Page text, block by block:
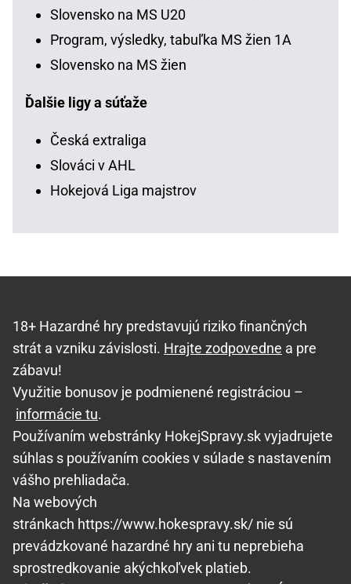
Slovensko na MS U20
Program, výsledky, tabuľka MS žien 1A
Slovensko na MS žien
Ďalšie ligy a súťaže
Česká extraliga
Slováci v AHL
Hokejová Liga majstrov
18+ Hazardné hry predstavujú riziko finančných
strát a vzniku závislosti. Hrajte zodpovedne a pre
zábavu!
Využitie bonusov je podmienené registráciou –
informácie tu.
Používaním webstránky HokejSpravy.sk vyjadrujete
súhlas s používaním cookies v súlade s nastavením
vášho prehliadača.
Na webových
stránkach https://www.hokespravy.sk/ nie sú
prevádzkované hazardné hry ani tu neprebieha
sprostredkovanie akýchkoľvek platieb.